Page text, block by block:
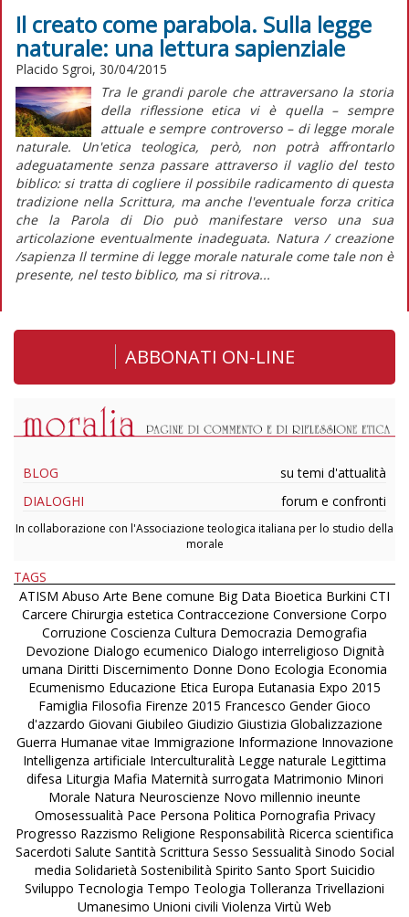
Il creato come parabola. Sulla legge
naturale: una lettura sapienziale
Placido Sgroi, 30/04/2015
Tra le grandi parole che attraversano la storia
della riflessione etica vi è quella – sempre
attuale e sempre controverso – di legge morale
naturale. Un'etica teologica, però, non potrà affrontarlo
adeguatamente senza passare attraverso il vaglio del testo
biblico: si tratta di cogliere il possibile radicamento di questa
tradizione nella Scrittura, ma anche l'eventuale forza critica
che la Parola di Dio può manifestare verso una sua
articolazione eventualmente inadeguata. Natura / creazione
/sapienza Il termine di legge morale naturale come tale non è
presente, nel testo biblico, ma si ritrova...
ABBONATI ON-LINE
BLOG
su temi d'attualità
DIALOGHI
forum e confronti
In collaborazione con l'Associazione teologica italiana per lo studio della
morale
TAGS
ATISM Abuso Arte Bene comune Big Data Bioetica Burkini CTI
Carcere Chirurgia estetica Contraccezione Conversione Corpo
Corruzione Coscienza Cultura Democrazia Demografia
Devozione Dialogo ecumenico Dialogo interreligioso Dignità
umana Diritti Discernimento Donne Dono Ecologia Economia
Ecumenismo Educazione Etica Europa Eutanasia Expo 2015
Famiglia Filosofia Firenze 2015 Francesco Gender Gioco
d'azzardo Giovani Giubileo Giudizio Giustizia Globalizzazione
Guerra Humanae vitae Immigrazione Informazione Innovazione
Intelligenza artificiale Interculturalità Legge naturale Legittima
difesa Liturgia Mafia Maternità surrogata Matrimonio Minori
Morale Natura Neuroscienze Novo millennio ineunte
Omosessualità Pace Persona Politica Pornografia Privacy
Progresso Razzismo Religione Responsabilità Ricerca scientifica
Sacerdoti Salute Santità Scrittura Sesso Sessualità Sinodo Social
media Solidarietà Sostenibilità Spirito Santo Sport Suicidio
Sviluppo Tecnologia Tempo Teologia Tolleranza Trivellazioni
Umanesimo Unioni civili Violenza Virtù Web